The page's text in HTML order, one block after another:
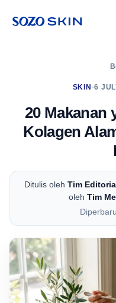
SKIN •6
20 Makanan
Kolagen
Ditulis oleh Tim
oleh Tim